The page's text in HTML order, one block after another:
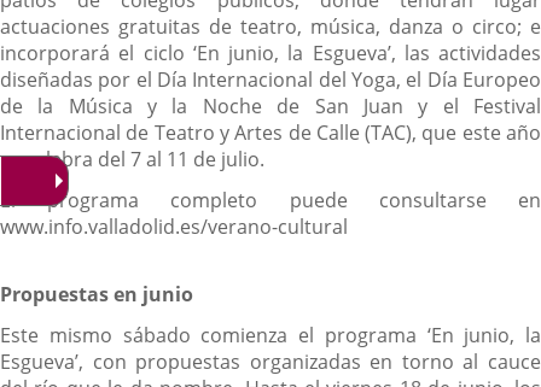
actuaciones gratuitas de teatro, música, danza o circo; e
incorporará el ciclo ‘En junio, la Esgueva’, las actividades
diseñadas por el Día Internacional del Yoga, el Día Europeo
de la Música y la Noche de San Juan y el Festival
Internacional de Teatro y Artes de Calle (TAC), que este año
se celebra del 7 al 11 de julio.
El programa completo puede consultarse en
www.info.valladolid.es/verano-cultural
Propuestas en junio
Este mismo sábado comienza el programa ‘En junio, la
Esgueva’, con propuestas organizadas en torno al cauce